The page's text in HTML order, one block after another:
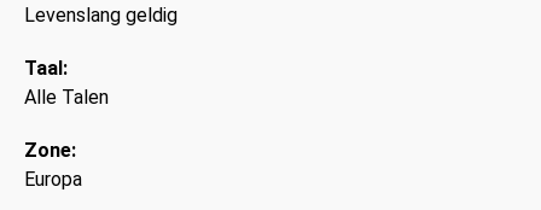
Levenslang geldig
Taal:
Alle Talen
Zone:
Europa